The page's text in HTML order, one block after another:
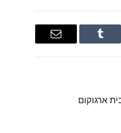
Tumblr
Email
ארגוקום